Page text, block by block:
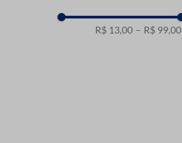
Rosa Pink K02
R$ 13,00 – R$ 99,00